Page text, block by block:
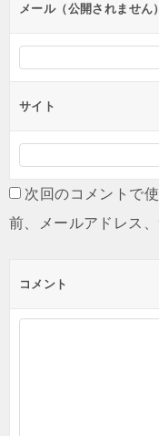
メール（公開されません
サイト
次回のコメントで
前、メールアドレス
コメント